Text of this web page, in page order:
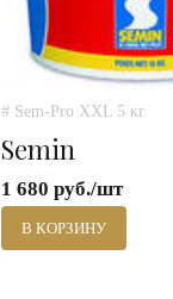
# Sem-Pro XXL 5 кг.
Semin
1 680 руб./шт
В КОРЗИНУ